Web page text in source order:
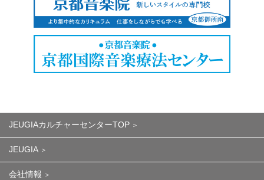
JEUGIAカルチャーセンターTOP
JEUGIA
会社情報